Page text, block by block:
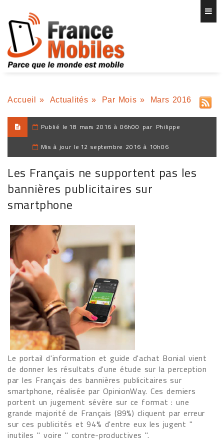
Accueil » Actualités » Par Mois » Mars 2016
Publié le 18 mars 2016 à 06h00 par Philippe
Mis à jour le 12 septembre 2016 à 10h06
Les Français ne supportent pas les
bannières publicitaires sur
smartphone
Le portail d'information et guide d'achat Bonial vient
de donner les résultats d'une étude sur la perception
par les Français des bannières publicitaires sur
smartphone, réalisée par OpinionWay. Ces derniers
portent un jugement sévère sur ce format : une
grande majorité de Français (89%) cliquent par erreur
sur ces publicités et 94% d'entre eux les jugent "
inutiles " voire " contre-productives ".